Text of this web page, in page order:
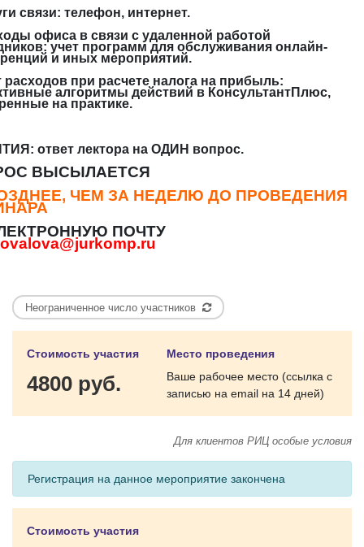
связи: телефон, интернет.
офиса в связи с удаленной работой
учет программ для обслуживания онлайн-
и иных мероприятий.
расходов при расчете налога на прибыль:
алгоритмы действий в КонсультантПлюс,
на практике.
ответ лектора на ОДИН вопрос.
ВЫСЫЛАЕТСЯ
ЧЕМ ЗА НЕДЕЛЮ ДО ПРОВЕДЕНИЯ
ПОЧТУ
Неограниченное число участников
Стоимость участия
4800 руб.
Место проведения
Ваше рабочее место (ссылка с
записью на email на 14 дней)
Для клиентов РИЦ особые условия
Регистрация на данное мероприятие закончена
Стоимость участия